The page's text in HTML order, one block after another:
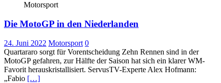
Motorsport
Die MotoGP in den Niederlanden
24. Juni 2022 Motorsport 0
Quartararo sorgt für Vorentscheidung Zehn Rennen sind in der
MotoGP gefahren, zur Hälfte der Saison hat sich ein klarer WM-
Favorit herauskristallisiert. ServusTV-Experte Alex Hofmann:
„Fabio […]